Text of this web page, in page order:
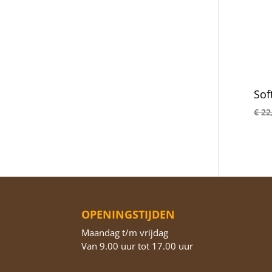
€
OPENINGSTIJDEN
Maandag t/m vrijdag
Van 9.00 uur tot 17.00 uur